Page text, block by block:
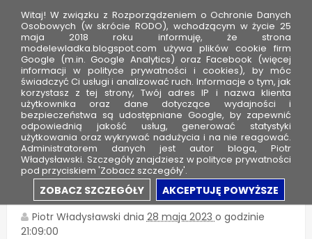
a
Audi 80 B2 Quattro - Norev
Piotr Władysławski dnia 28 maja 2023 o godzinie
21:09:00
Witaj! W związku z Rozporządzeniem o Ochronie Danych
Osobowych (w skrócie RODO), wchodzącym w życie 25
maja 2018 roku informuję, że strona
modelewladka.blogspot.com używa plików cookie firm
Google (m.in. Google Analytics) oraz Facebook (więcej
informacji w polityce prywatności i cookies), by móc
świadczyć Ci usługi i analizować ruch. Informacje o tym, jak
korzystasz z tej strony, Twój adres IP i nazwa klienta
użytkownika oraz dane dotyczące wydajności i
bezpieczeństwa są udostępniane Google, by zapewnić
odpowiednią jakość usług, generować statystyki
użytkowania oraz wykrywać nadużycia i na nie reagować.
Administratorem danych jest autor bloga, Piotr
Władysławski. Szczegóły znajdziesz w polityce prywatności
pod przyciskiem 'Zobacz szczegóły'.
ZOBACZ SZCZEGÓŁY AKCEPTUJĘ POWYŻSZE